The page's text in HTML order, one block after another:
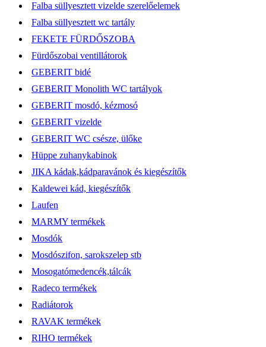
Falba süllyesztett vizelde szerelőelemek
Falba süllyesztett wc tartály
FEKETE FÜRDŐSZOBA
Fürdőszobai ventillátorok
GEBERIT bidé
GEBERIT Monolith WC tartályok
GEBERIT mosdó, kézmosó
GEBERIT vizelde
GEBERIT WC csésze, ülőke
Hüppe zuhanykabinok
JIKA kádak,kádparavánok és kiegészítők
Kaldewei kád, kiegészítők
Laufen
MARMY termékek
Mosdók
Mosdószifon, sarokszelep stb
Mosogatómedencék,tálcák
Radeco termékek
Radiátorok
RAVAK termékek
RIHO termékek